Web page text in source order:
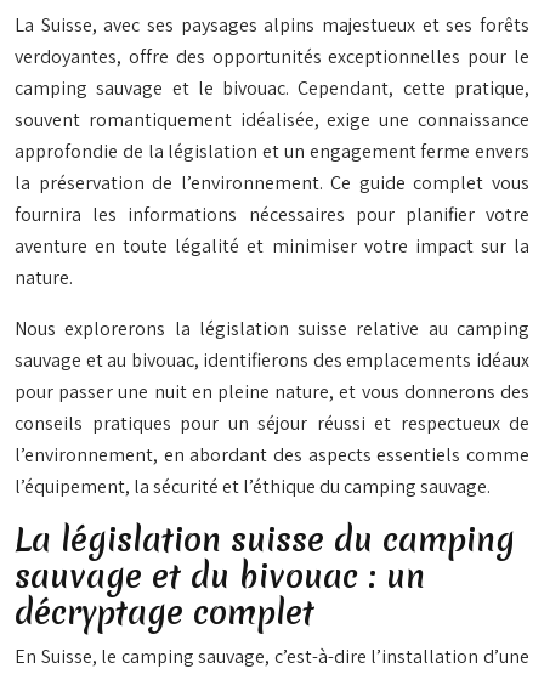
La Suisse, avec ses paysages alpins majestueux et ses forêts
verdoyantes, offre des opportunités exceptionnelles pour le
camping sauvage et le bivouac. Cependant, cette pratique,
souvent romantiquement idéalisée, exige une connaissance
approfondie de la législation et un engagement ferme envers
la préservation de l’environnement. Ce guide complet vous
fournira les informations nécessaires pour planifier votre
aventure en toute légalité et minimiser votre impact sur la
nature.
Nous explorerons la législation suisse relative au camping
sauvage et au bivouac, identifierons des emplacements idéaux
pour passer une nuit en pleine nature, et vous donnerons des
conseils pratiques pour un séjour réussi et respectueux de
l’environnement, en abordant des aspects essentiels comme
l’équipement, la sécurité et l’éthique du camping sauvage.
La législation suisse du camping
sauvage et du bivouac : un
décryptage complet
En Suisse, le camping sauvage, c’est-à-dire l’installation d’une